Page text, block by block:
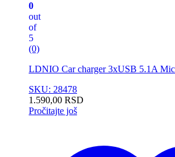
0
out
of
5
(0)
LDNIO Car charger 3xUSB 5.1A
SKU: 28478
1.590,00 RSD
Pročitajte još